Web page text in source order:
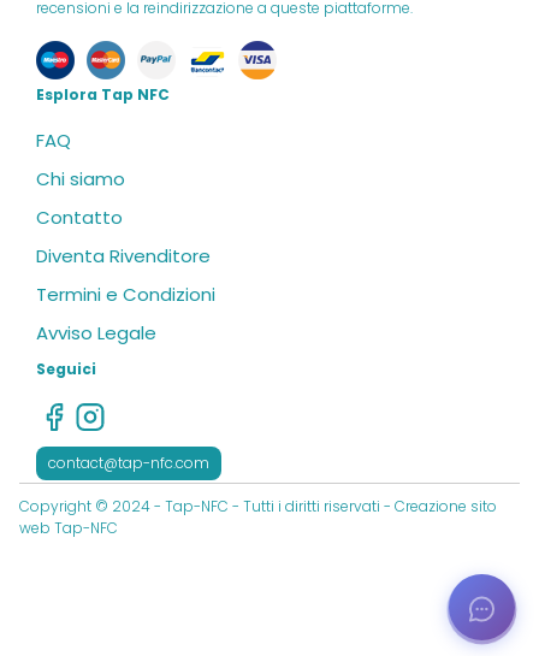
recensioni e la reindirizzazione a queste piattaforme.
Esplora Tap NFC
FAQ
Chi siamo
Contatto
Diventa Rivenditore
Termini e Condizioni
Avviso Legale
Seguici
contact@tap-nfc.com
Copyright © 2024 - Tap-NFC - Tutti i diritti riservati - Creazione sito
web Tap-NFC
Ouvrir
les